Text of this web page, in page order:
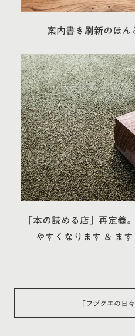
案内書き刷新のほん
「本の読める店」再定義
やすくなります ＆ ま
「フヅクエの日々